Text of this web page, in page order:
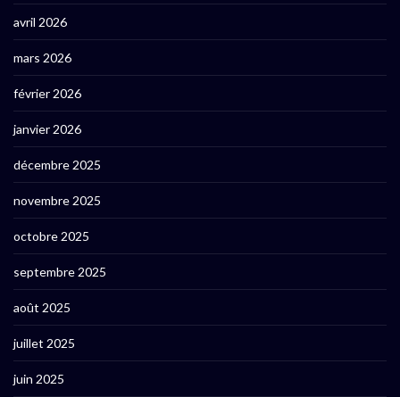
avril 2026
mars 2026
février 2026
janvier 2026
décembre 2025
novembre 2025
octobre 2025
septembre 2025
août 2025
juillet 2025
juin 2025